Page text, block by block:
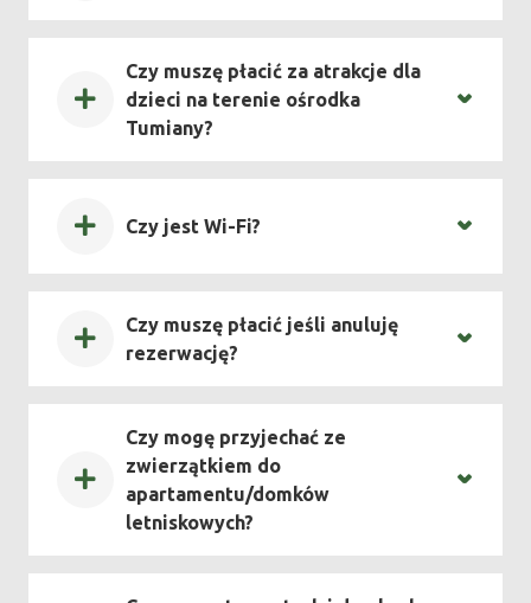
Czy muszę płacić za atrakcje dla
dzieci na terenie ośrodka
Tumiany?
Czy jest Wi-Fi?
Czy muszę płacić jeśli anuluję
rezerwację?
Czy mogę przyjechać ze
zwierzątkiem do
apartamentu/domków
letniskowych?